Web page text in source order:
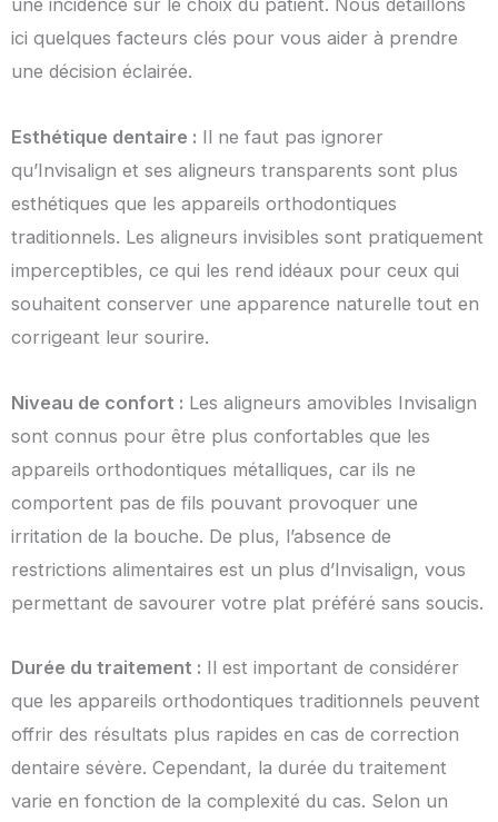
une incidence sur le choix du patient. Nous détaillons
ici quelques facteurs clés pour vous aider à prendre
une décision éclairée.
Esthétique dentaire : Il ne faut pas ignorer
qu’Invisalign et ses aligneurs transparents sont plus
esthétiques que les appareils orthodontiques
traditionnels. Les aligneurs invisibles sont pratiquement
imperceptibles, ce qui les rend idéaux pour ceux qui
souhaitent conserver une apparence naturelle tout en
corrigeant leur sourire.
Niveau de confort : Les aligneurs amovibles Invisalign
sont connus pour être plus confortables que les
appareils orthodontiques métalliques, car ils ne
comportent pas de fils pouvant provoquer une
irritation de la bouche. De plus, l’absence de
restrictions alimentaires est un plus d’Invisalign, vous
permettant de savourer votre plat préféré sans soucis.
Durée du traitement : Il est important de considérer
que les appareils orthodontiques traditionnels peuvent
offrir des résultats plus rapides en cas de correction
dentaire sévère. Cependant, la durée du traitement
varie en fonction de la complexité du cas. Selon un